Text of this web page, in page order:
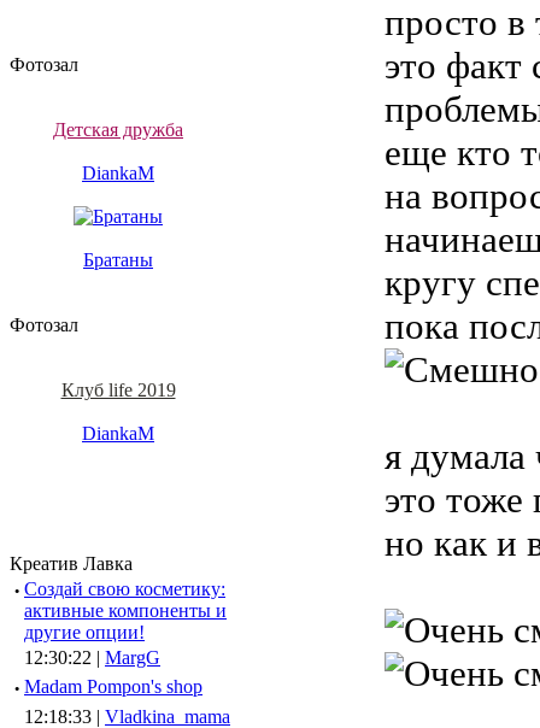
Фотозал
Детская дружба
DiankaM
Братаны
Фотозал
Клуб life 2019
DiankaM
Креатив Лавка
· Создай свою косметику:
активные компоненты и
другие опции!
12:30:22 | MargG
· Madam Pompon's shop
12:18:33 | Vladkina_mama
просто в
это факт
еще кто
на
кругу
пока
я думала
это
но как и